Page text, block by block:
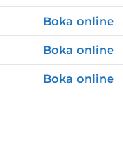
Boka online
Boka online
Boka online